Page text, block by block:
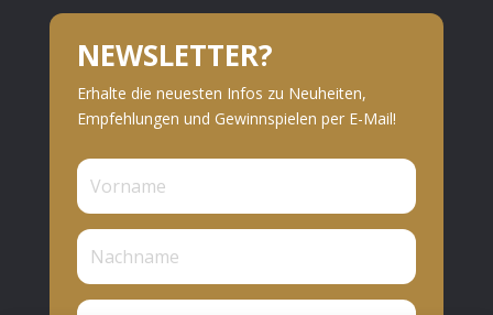
NEWSLETTER?
Erhalte die neuesten Infos zu Neuheiten,
Empfehlungen und Gewinnspielen per E-Mail!